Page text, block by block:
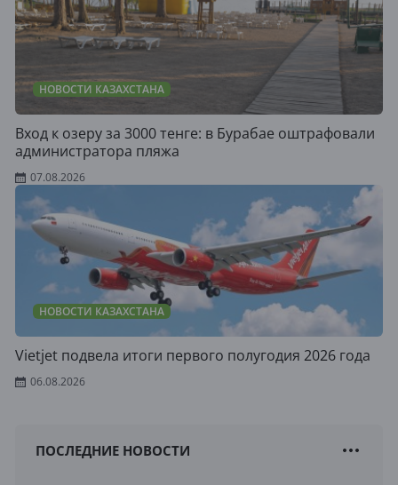
НОВОСТИ КАЗАХСТАНА
Вход к озеру за 3000 тенге: в Бурабае оштрафовали
администратора пляжа
07.08.2026
НОВОСТИ КАЗАХСТАНА
Vietjet подвела итоги первого полугодия 2026 года
06.08.2026
ПОСЛЕДНИЕ НОВОСТИ